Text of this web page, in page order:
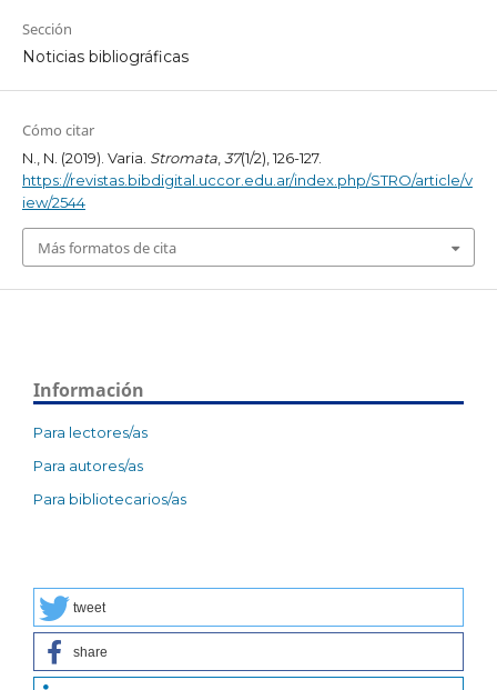
Sección
Noticias bibliográficas
Cómo citar
N., N. (2019). Varia. Stromata,37(1/2), 126-127.
https://revistas.bibdigital.uccor.edu.ar/index.php/STRO/article/v
iew/2544
Más formatos de cita
Información
Para lectores/as
Para autores/as
Para bibliotecarios/as
tweet
share